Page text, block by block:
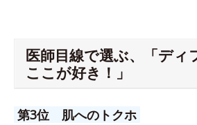
医師目線で選ぶ、「ディ
ここが好き！」
第3位 肌へのトクホ